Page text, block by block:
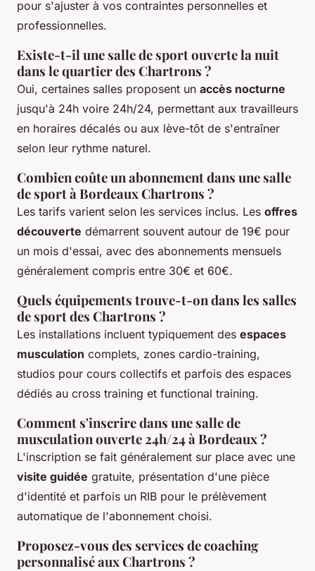
pour s'ajuster à vos contraintes personnelles et
professionnelles.
Existe-t-il une salle de sport ouverte la nuit
dans le quartier des Chartrons ?
Oui, certaines salles proposent un accès nocturne
jusqu'à 24h voire 24h/24, permettant aux travailleurs
en horaires décalés ou aux lève-tôt de s'entraîner
selon leur rythme naturel.
Combien coûte un abonnement dans une salle
de sport à Bordeaux Chartrons ?
Les tarifs varient selon les services inclus. Les offres
découverte démarrent souvent autour de 19€ pour
un mois d'essai, avec des abonnements mensuels
généralement compris entre 30€ et 60€.
Quels équipements trouve-t-on dans les salles
de sport des Chartrons ?
Les installations incluent typiquement des espaces
musculation complets, zones cardio-training,
studios pour cours collectifs et parfois des espaces
dédiés au cross training et functional training.
Comment s'inscrire dans une salle de
musculation ouverte 24h/24 à Bordeaux ?
L'inscription se fait généralement sur place avec une
visite guidée gratuite, présentation d'une pièce
d'identité et parfois un RIB pour le prélèvement
automatique de l'abonnement choisi.
Proposez-vous des services de coaching
personnalisé aux Chartrons ?